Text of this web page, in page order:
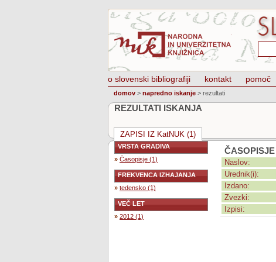
o slovenski bibliografiji kontakt pomoč
domov > napredno iskanje > rezultati
REZULTATI ISKANJA
ZAPISI IZ KatNUK (1)
VRSTA GRADIVA
» Časopisje (1)
FREKVENCA IZHAJANJA
» tedensko (1)
VEČ LET
» 2012 (1)
ČASOPISJE
Naslov:
Urednik(i):
Izdano:
Zvezki:
Izpisi: